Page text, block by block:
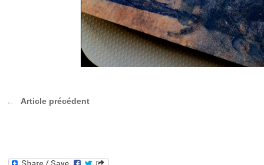
Article précédent